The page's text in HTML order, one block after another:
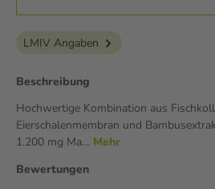
LMIV Angaben
Beschreibung
Hochwertige Kombination aus
Eierschalenmembran und
1.200 mg Ma… Mehr
Bewertungen